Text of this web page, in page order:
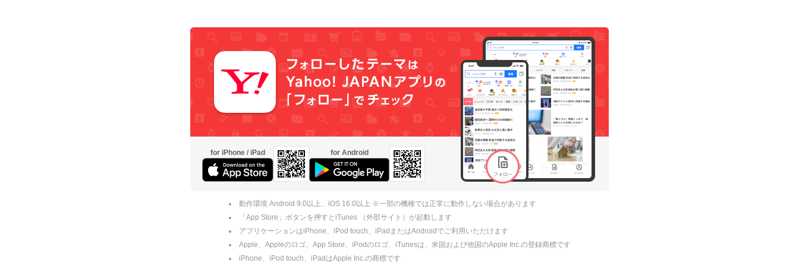
for iPhone / iPad for Android
動作環境 Android 9.0以上、iOS 16.0以上 ※一部の機種では正常に動作しない場合があります
「App Store」ボタンを押すとiTunes （外部サイト）が起動します
アプリケーションはiPhone、iPod touch、iPadまたはAndroidでご利用いただけます
Apple、Appleのロゴ、App Store、iPodのロゴ、iTunesは、米国および他国のApple Inc.の登録商標です
iPhone、iPod touch、iPadはApple Inc.の商標です